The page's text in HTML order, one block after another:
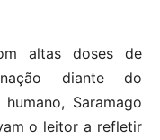
altas doses de
diante do
Saramago
o leitor a refletir